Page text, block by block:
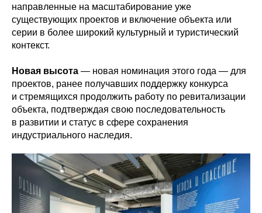
направленные на масштабирование уже
существующих проектов и включение объекта или
серии в более широкий культурный и туристический
контекст.
Новая высота — новая номинация этого года — для
проектов, ранее получавших поддержку конкурса
и стремящихся продолжить работу по ревитализации
объекта, подтверждая свою последовательность
в развитии и статус в сфере сохранения
индустриального наследия.